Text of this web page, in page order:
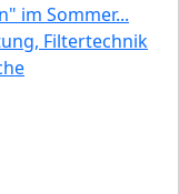
im Sommer...
Filtertechnik